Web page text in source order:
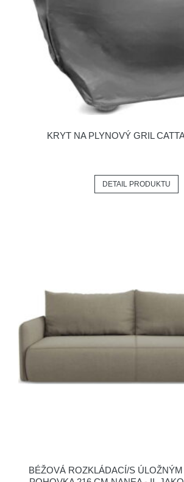
KRYT NA PLYNOVÝ GRIL
DETAIL PRODUKTU
BÉŽOVÁ ROZKLÁDACÍ/S